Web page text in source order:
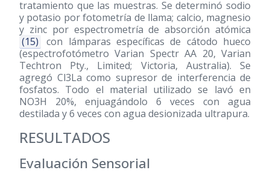
tratamiento que las muestras. Se determinó sodio
y potasio por fotometría de llama; calcio, magnesio
y zinc por espectrometría de absorción atómica
(15)
con lámparas específicas de cátodo hueco
(espectrofotómetro Varian Spectr AA 20, Varian
Techtron Pty., Limited; Victoria, Australia). Se
agregó Cl3La como supresor de interferencia de
fosfatos. Todo el material utilizado se lavó en
NO3H 20%, enjuagándolo 6 veces con agua
destilada y 6 veces con agua desionizada ultrapura.
RESULTADOS
Evaluación Sensorial